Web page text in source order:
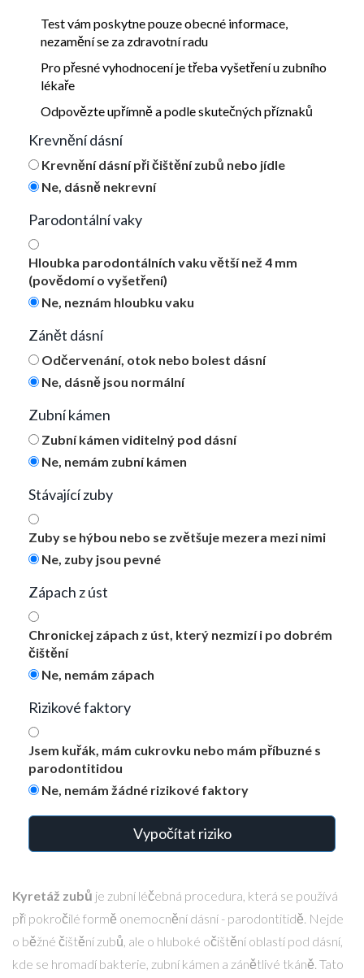
Test vám poskytne pouze obecné informace,
nezamění se za zdravotní radu
Pro přesné vyhodnocení je třeba vyšetření u zubního
lékaře
Odpovězte upřímně a podle skutečných příznaků
Krevnění dásní
Krevnění dásní při čištění zubů nebo jídle
Ne, dásně nekrevní
Parodontální vaky
Hloubka parodontálních vaku větší než 4 mm
(povědomí o vyšetření)
Ne, neznám hloubku vaku
Zánět dásní
Odčervenání, otok nebo bolest dásní
Ne, dásně jsou normální
Zubní kámen
Zubní kámen viditelný pod dásní
Ne, nemám zubní kámen
Stávající zuby
Zuby se hýbou nebo se zvětšuje mezera mezi nimi
Ne, zuby jsou pevné
Zápach z úst
Chronickej zápach z úst, který nezmizí i po dobrém
čištění
Ne, nemám zápach
Rizikové faktory
Jsem kuřák, mám cukrovku nebo mám příbuzné s
parodontitidou
Ne, nemám žádné rizikové faktory
Vypočítat riziko
Kyretáž zubů je zubní léčebná procedura, která se používá
při pokročilé formě onemocnění dásní - parodontitidě. Nejde
o běžné čištění zubů, ale o hluboké očištění oblastí pod dásní,
kde se hromadí bakterie, zubní kámen a zánětlivé tkáně. Tato